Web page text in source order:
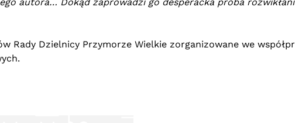
Rady Dzielnicy Przymorze Wielkie zorganizowane we